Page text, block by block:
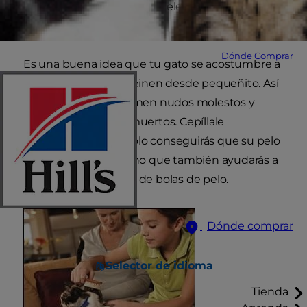
Dónde Comprar
Dónde comprar
Selector de idioma
Tienda
aseo de tu gato es una excelente manera de
crear un vínculo con él.
Es una buena idea que tu gato se acostumbre a
que lo cepillen y lo peinen desde pequeñito. Así
evitarás que se le formen nudos molestos y
eliminarás los pelos muertos. Cepíllale
regularmente y no sólo conseguirás que su pelo
esté limpio y sano, sino que también ayudarás a
prevenir la formación de bolas de pelo.